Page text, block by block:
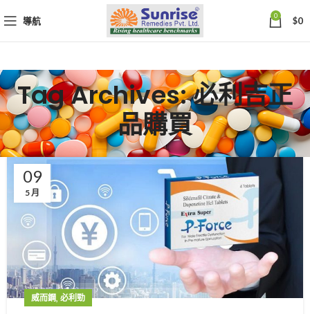
導航 0 $0
Tag Archives: 必利吉正
品購買
09
5 月
威而鋼, 必利勁